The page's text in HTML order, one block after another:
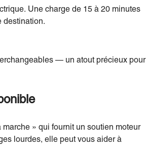
Une charge de 15 à 20 minutes
destination.
— un atout précieux pour
» qui fournit un soutien moteur
lourdes, elle peut vous aider à